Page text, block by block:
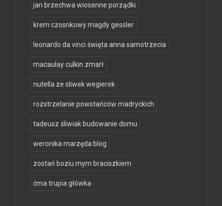
jan brzechwa wiosenne porządki
krem czosnkowy magdy gessler
leonardo da vinci święta anna samotrzecia
macaulay culkin zmarł
nutella ze sliwek wegierek
rozstrzelanie powstańców madryckich
tadeusz śliwiak budowanie domu
weronika marzęda blog
zostań boziu mym braciszkiem
ćma trupia główka